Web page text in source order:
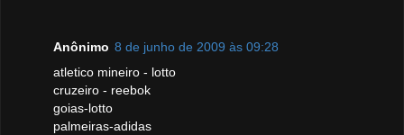
Anônimo 8 de junho de 2009 às 09:28
atletico mineiro - lotto
cruzeiro - reebok
goias-lotto
palmeiras-adidas